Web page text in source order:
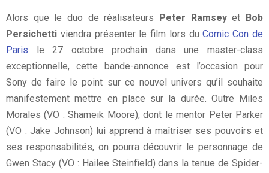
Alors que le duo de réalisateurs Peter Ramseyet
Bob
Persichetti viendra présenter le film lors duComic Con de
Paris le 27 octobre prochain dans une master-class
exceptionnelle, cette bande-annonce est l’occasion pour
Sony de faire le point sur ce nouvel univers qu’il souhaite
manifestement mettre en place sur la durée. Outre Miles
Morales (VO : Shameik Moore), dont le mentor Peter Parker
(VO : Jake Johnson) lui apprend à maîtriser ses pouvoirs et
ses responsabilités, on pourra découvrir le personnage de
Gwen Stacy (VO : Hailee Steinfield) dans la tenue de Spider-